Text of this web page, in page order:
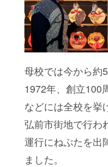
母校では今から約
1972年、創立100
などには全校を挙
弘前市街地で行わ
運行にねぷたを出
ました。